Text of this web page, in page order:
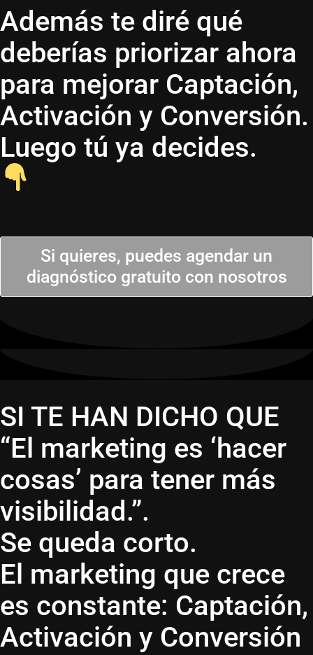
Además te diré qué
deberías priorizar ahora
para mejorar Captación,
Activación y Conversión.
Luego tú ya decides.
Si quieres, puedes agendar un
diagnóstico gratuito con nosotros
SI TE HAN DICHO QUE
“El marketing es ‘hacer
cosas’ para tener más
visibilidad.”.
Se queda corto.
El marketing que crece
es constante: Captación,
Activación y Conversión